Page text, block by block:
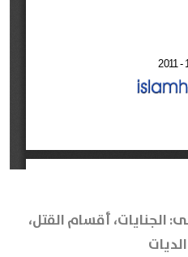
الجنايات، أقسام القتل،